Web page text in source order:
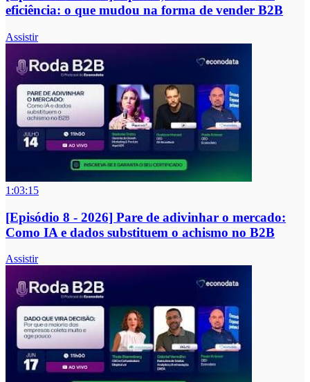
eficiência: o que mudou na forma de vender B2B
Assistir
1:03:15
[Episódio 8 - 2026] Pare de adivinhar o mercado:
Como IA e dados substituem o achismo no B2B
Assistir